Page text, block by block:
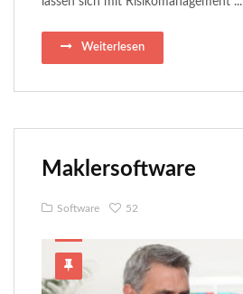
Weiterlesen
Maklersoftware
Software 52